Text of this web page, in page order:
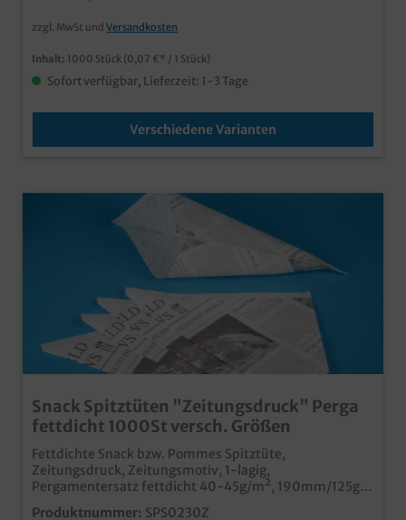
zzgl. MwSt und Versandkosten
Inhalt: 1000 Stück (0,07 €* / 1 Stück)
Sofort verfügbar, Lieferzeit: 1-3 Tage
Verschiedene Varianten
Snack Spitztüten "Zeitungsdruck" Perga
fettdicht 1000St versch. Größen
Fettdichte Snack bzw. Pommes Spitztüte,
Zeitungsdruck, Zeitungsmotiv, 1-lagig,
Pergamentersatz fettdicht 40-45g/m², 190mm/125g
oder 230mm/250g zur Auswahl, 1000Stück im Karton
Produktnummer: SPS0230Z